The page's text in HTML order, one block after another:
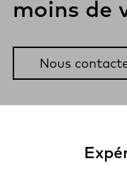
moins de
Nous